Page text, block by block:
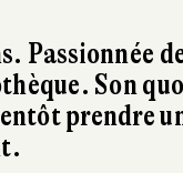
Passionnée
Son
prendre